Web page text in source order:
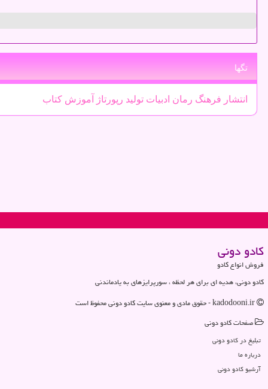
تگها
انتشار فرهنگ رمان ادبیات تولید رپورتاژ آموزش كتاب
كادو دونی
فروش انواع کادو
کادو دونی، هدیه ای برای هر لحظه ، سورپرایزهای به یادماندنی
صفحات كادو دونی
تبلیغ در كادو دونی
درباره ما
آرشیو كادو دونی